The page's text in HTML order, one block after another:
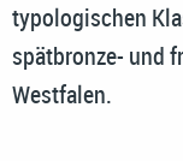
typologischen
spätbronze- und
Westfalen.